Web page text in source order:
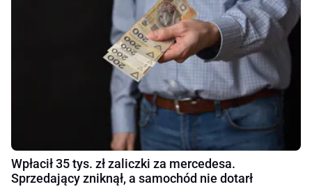
Wpłacił 35 tys. zł zaliczki za mercedesa.
Sprzedający zniknął, a samochód nie dotarł